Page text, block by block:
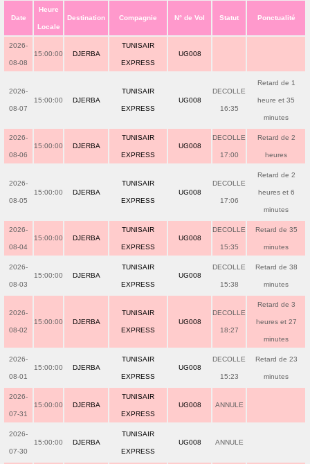
Date
Heure
Locale
Destination Compagnie N° de Vol Statut Ponctualité
2026-
08-08
15:00:00 DJERBA
TUNISAIR
EXPRESS
UG008
2026-
08-07
15:00:00 DJERBA
TUNISAIR
EXPRESS
UG008
DECOLLE
16:35
Retard de 1
heure et 35
minutes
2026-
08-06
15:00:00 DJERBA
TUNISAIR
EXPRESS
UG008
DECOLLE
17:00
Retard de 2
heures
2026-
08-05
15:00:00 DJERBA
TUNISAIR
EXPRESS
UG008
DECOLLE
17:06
Retard de 2
heures et 6
minutes
2026-
08-04
15:00:00 DJERBA
TUNISAIR
EXPRESS
UG008
DECOLLE
15:35
Retard de 35
minutes
2026-
08-03
15:00:00 DJERBA
TUNISAIR
EXPRESS
UG008
DECOLLE
15:38
Retard de 38
minutes
2026-
08-02
15:00:00 DJERBA
TUNISAIR
EXPRESS
UG008
DECOLLE
18:27
Retard de 3
heures et 27
minutes
2026-
08-01
15:00:00 DJERBA
TUNISAIR
EXPRESS
UG008
DECOLLE
15:23
Retard de 23
minutes
2026-
07-31
15:00:00 DJERBA
TUNISAIR
EXPRESS
UG008 ANNULE
2026-
07-30
15:00:00 DJERBA
TUNISAIR
EXPRESS
UG008 ANNULE